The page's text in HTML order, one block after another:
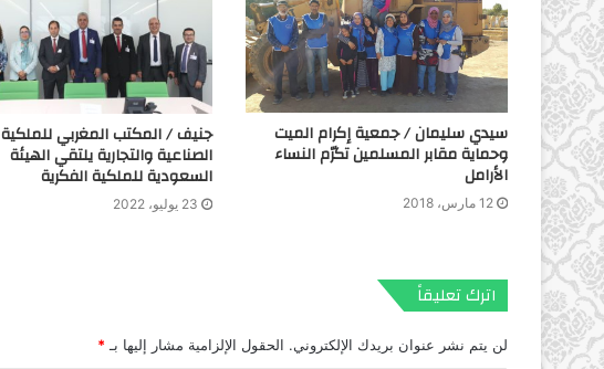
سيدي سليمان / جمعية إكرام الميت
وحماية مقابر المسلمين تكرّم النساء
الأرامل
12 مارس، 2018
جنيف / المكتب المغربي للملكية
الصناعية والتجارية يلتقي الهيئة
السعودية للملكية الفكرية
23 يوليو، 2022
اترك تعليقاً
لن يتم نشر عنوان بريدك الإلكتروني. الحقول الإلزامية مشار إليها بـ *